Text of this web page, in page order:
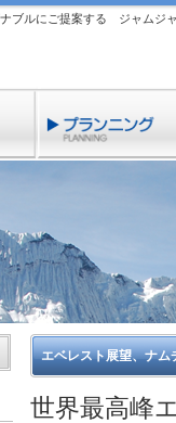
ブルにご提案する ジャムジ
エベレスト展望、ナ
世界最高峰